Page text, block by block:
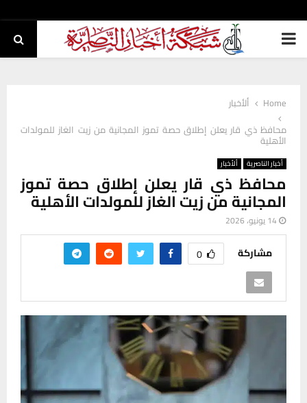
PRIMARY
Home
ألأخبار
محافظ ذي قار يعلن إطلاق حصة تموز المجانية من زيت الغاز للمولدات
الأهلية
أخبار الناصرية ألأخبار
محافظ ذي قار يعلن إطلاق حصة تموز
المجانية من زيت الغاز للمولدات الأهلية
14 يونيو، 2026
مشاركة 0